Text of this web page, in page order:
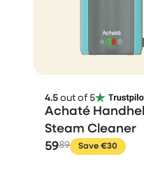
4.5 out of 5
Achaté
Steam Cleaner
5989 Save €30